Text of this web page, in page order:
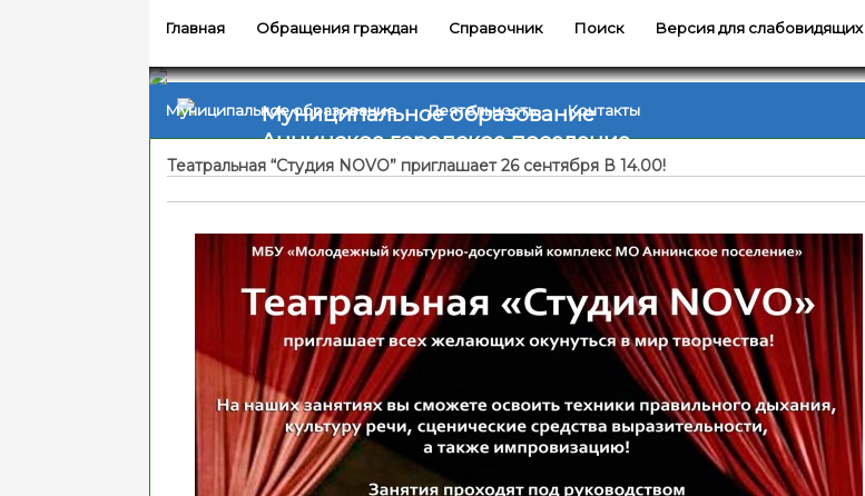
Главная Обращения граждан Справочник Поиск Версия для слабовидящих
Муниципальное образование
Аннинское городское поселение
Муниципальное образование Деятельность Контакты
Театральная “Студия NOVO” приглашает 26 сентября В 14.00!